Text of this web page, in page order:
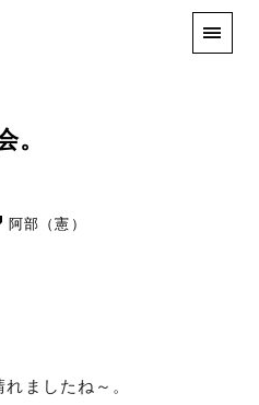
。
阿部（憲）
ましたね～。